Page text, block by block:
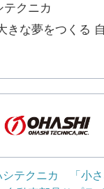
テクニカ
きな夢をつくる
シテクニカ 「小さ